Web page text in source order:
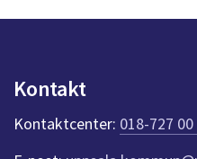
n
k
t
e
r
Kontakt
Kontaktcenter: 018-727 00